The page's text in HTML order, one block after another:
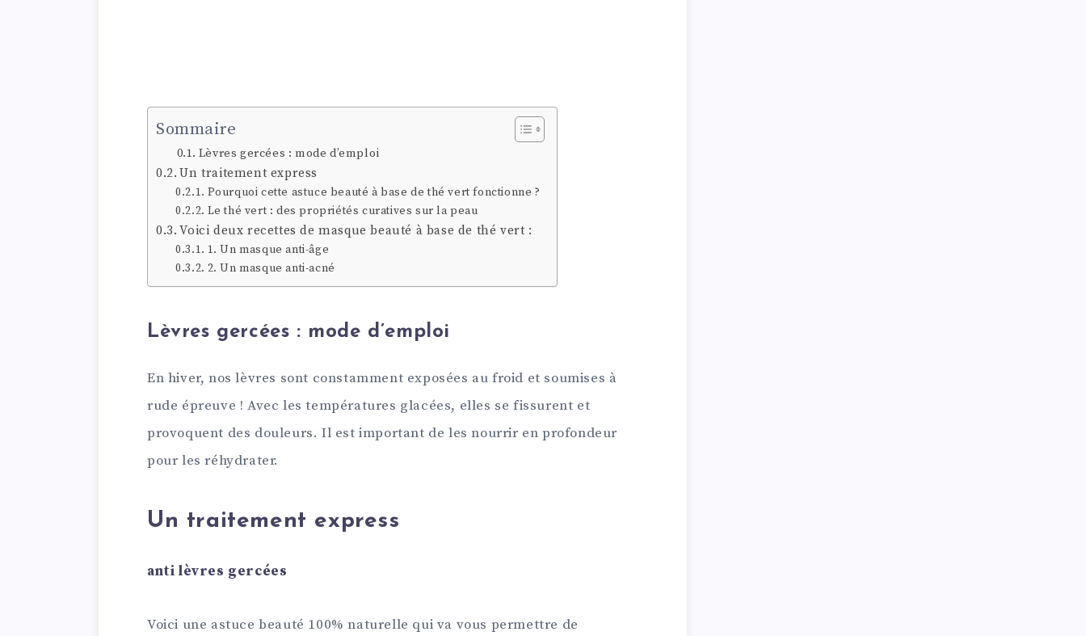
Sommaire
Lèvres gercées : mode d’emploi
Un traitement express
Pourquoi cette astuce beauté à base de thé vert fonctionne ?
Le thé vert : des propriétés curatives sur la peau
Voici deux recettes de masque beauté à base de thé vert :
1. Un masque anti-âge
2. Un masque anti-acné
Lèvres gercées : mode d’emploi
En hiver, nos lèvres sont constamment exposées au froid et soumises à
rude épreuve ! Avec les températures glacées, elles se fissurent et
provoquent des douleurs. Il est important de les nourrir en profondeur
pour les réhydrater.
Un traitement express
anti lèvres gercées
Voici une astuce beauté 100% naturelle qui va vous permettre de